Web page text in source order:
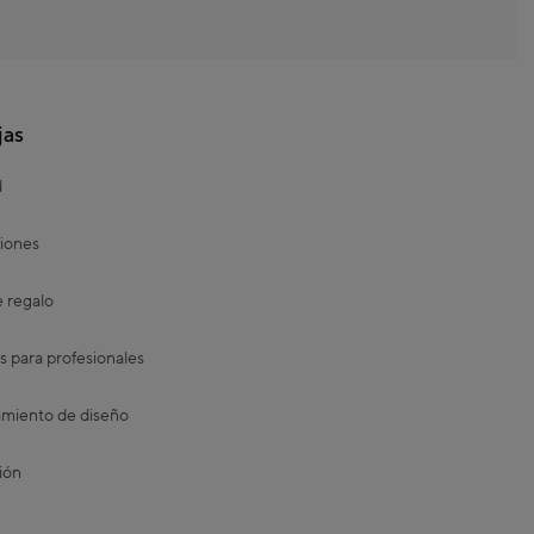
regalo
para profesionales
de diseño